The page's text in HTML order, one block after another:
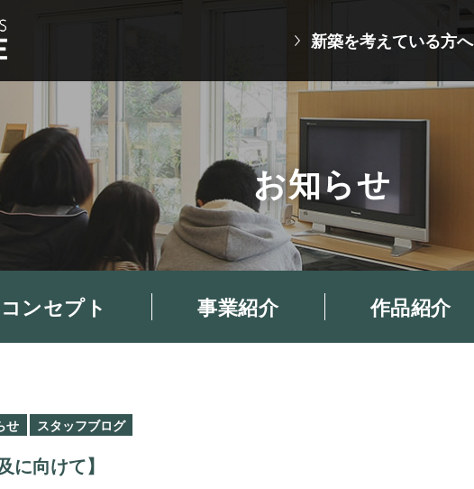
新築を考えている方へ
お知らせ
コンセプト 事業紹介 作品紹介
せ スタッフブログ
に向けて】